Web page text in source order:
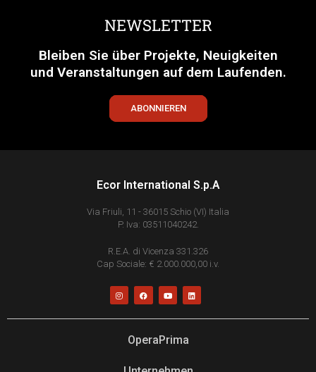
NEWSLETTER
Bleiben Sie über Projekte, Neuigkeiten
und Veranstaltungen auf dem Laufenden.
ABONNIEREN
Ecor International S.p.A
Via Friuli, 11 - 36015 Schio (VI) Italia
P. Iva: 03511040242.
R.E.A. di Vicenza 331.326
Cap Sociale: € 2.000.000,00 i.v.
OperaPrima